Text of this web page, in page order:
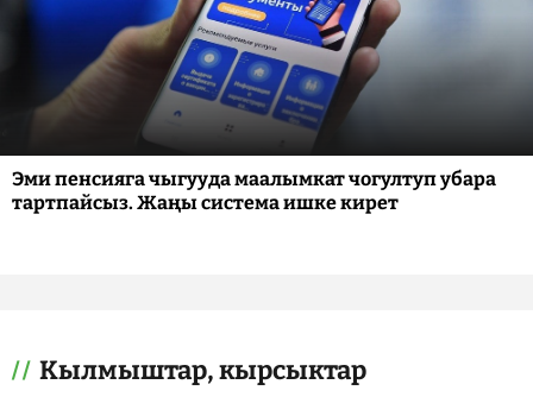
Эми пенсияга чыгууда маалымкат чогултуп убара
тартпайсыз. Жаңы система ишке кирет
Кылмыштар, кырсыктар